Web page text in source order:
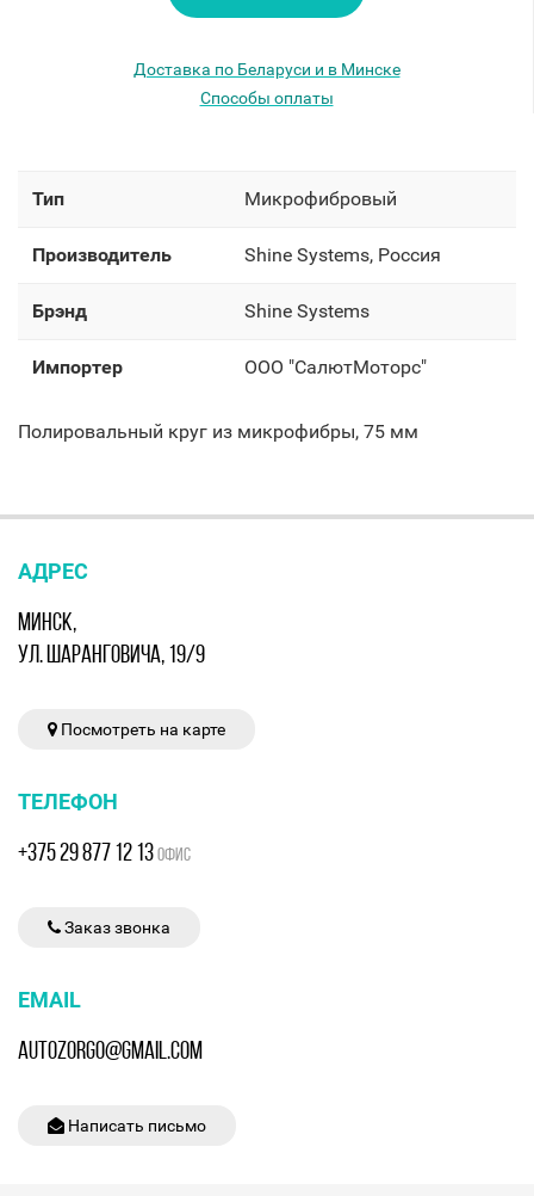
Доставка по Беларуси и в Минске
Способы оплаты
Тип Микрофибровый
Производитель Shine Systems, Россия
Брэнд Shine Systems
Импортер OOO "СалютМоторс"
Полировальный круг из микрофибры, 75 мм
АДРЕС
МИНСК,
УЛ. ШАРАНГОВИЧА, 19/9
Посмотреть на карте
ТЕЛЕФОН
+375 29 877 12 13ОФИС
Заказ звонка
EMAIL
AUTOZORGO@GMAIL.COM
Написать письмо